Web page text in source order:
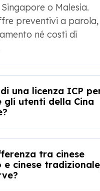
o Malesia.
preventivi a parola,
né costi di
una licenza ICP
gli utenti della Cina
tra cinese
e cinese